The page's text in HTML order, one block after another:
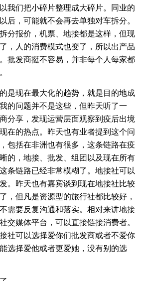
我们把小碎片整理成大碎片。同业的
后，可能就不会再去单独对车拆分。
分报价，机票、地接都是这样，但现
，人的消费模式也变了，所以出产品
批发商挺不容易，并非每个人每家都
是现在最大化的趋势，就是目的地成
的问题并不是这些，但昨天听了一
分享，发现运营层面观察到疫后出境
在的热点。昨天也有业者提到这个问
包括在非洲也有很多，这条链路在疫
的，地接、批发、组团以及现在所有
条链路已经非常模糊了。地接社可以
。昨天也有嘉宾谈到现在地接社比较
，但凡是资源型的旅行社都比较好，
需要反复沟通和落实。相对来讲地接
交媒体平台，可以直接链接消费者。
社可以选择爱你们批发商或者不爱你
选择爱他或者更爱她，没有别的选